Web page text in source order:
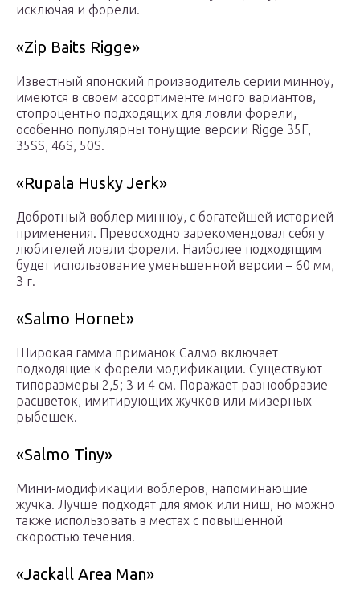
исключая и форели.
«Zip Baits Rigge»
Известный японский производитель серии минноу,
имеются в своем ассортименте много вариантов,
стопроцентно подходящих для ловли форели,
особенно популярны тонущие версии Rigge 35F,
35SS, 46S, 50S.
«Rupala Husky Jerk»
Добротный воблер минноу, с богатейшей историей
применения. Превосходно зарекомендовал себя у
любителей ловли форели. Наиболее подходящим
будет использование уменьшенной версии – 60 мм,
3 г.
«Salmo Hornet»
Широкая гамма приманок Салмо включает
подходящие к форели модификации. Существуют
типоразмеры 2,5; 3 и 4 см. Поражает разнообразие
расцветок, имитирующих жучков или мизерных
рыбешек.
«Salmo Tiny»
Мини-модификации воблеров, напоминающие
жучка. Лучше подходят для ямок или ниш, но можно
также использовать в местах с повышенной
скоростью течения.
«Jackall Area Man»